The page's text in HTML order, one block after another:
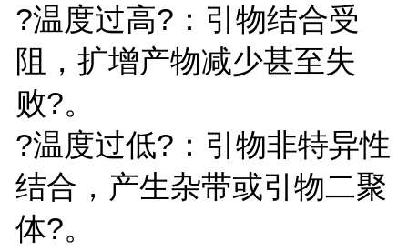
?温度过高?：引物结合受
阻，扩增产物减少甚至失
败?。
?温度过低?：引物非特异性
结合，产生杂带或引物二聚
体?。